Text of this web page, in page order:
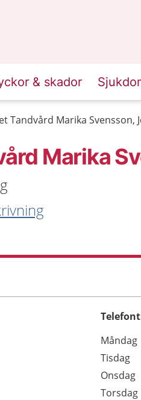
& skador
Tandvård Marika Svensson,
Marika
Dag
Måndag
Tisdag
Onsdag
Torsdag